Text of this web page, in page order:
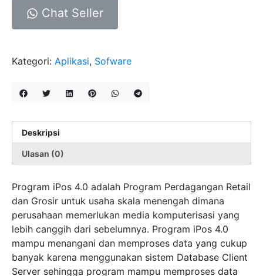
IPOS
4.0.50
Chat Seller
Kategori: Aplikasi, Sofware
Deskripsi
Ulasan (0)
Program iPos 4.0 adalah Program Perdagangan Retail
dan Grosir untuk usaha skala menengah dimana
perusahaan memerlukan media komputerisasi yang
lebih canggih dari sebelumnya. Program iPos 4.0
mampu menangani dan memproses data yang cukup
banyak karena menggunakan sistem Database Client
Server sehingga program mampu memproses data